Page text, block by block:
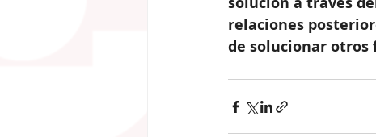
relaciones
de solucionar otros